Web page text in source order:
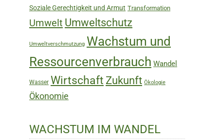
Soziale Gerechtigkeit und Armut Transformation
Umwelt Umweltschutz
Umweltverschmutzung Wachstum und
Ressourcenverbrauch Wandel
Wasser Wirtschaft Zukunft Ökologie
Ökonomie
WACHSTUM IM WANDEL